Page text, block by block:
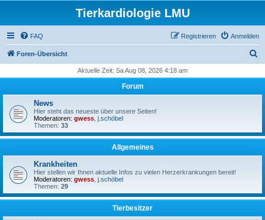
Tierkardiologie LMU
FAQ Anmelden
Registrieren
Foren-Übersicht
h
Aktuelle Zeit: Sa Aug 08, 2026 4:18 am
Forum
News
Hier steht das neueste über unsere Seiten!
Moderatoren: gwess j.schöbel
Themen: 33
Allgemeines
Krankheiten
Hier stellen wir Ihnen aktuelle Infos zu vielen Herzerkrankungen bereit!
Moderatoren: gwess j.schöbel
Themen: 29
Tierbesitzer